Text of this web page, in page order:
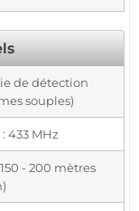
de détection
souples)
433 MHz
- 200 mètres